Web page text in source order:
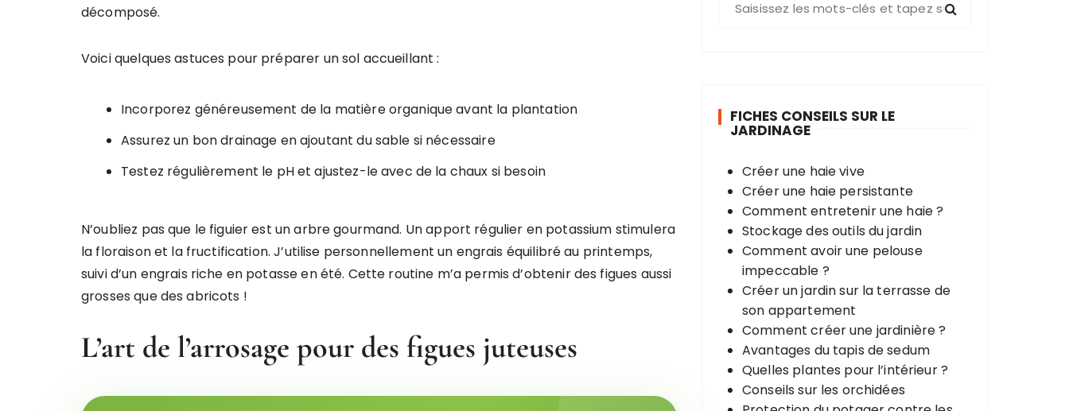
décomposé.
Voici quelques astuces pour préparer un sol accueillant :
Incorporez généreusement de la matière organique avant la plantation
Assurez un bon drainage en ajoutant du sable si nécessaire
Testez régulièrement le pH et ajustez-le avec de la chaux si besoin
N’oubliez pas que le figuier est un arbre gourmand. Un apport régulier en potassium stimulera
la floraison et la fructification. J’utilise personnellement un engrais équilibré au printemps,
suivi d’un engrais riche en potasse en été. Cette routine m’a permis d’obtenir des figues aussi
grosses que des abricots !
L’art de l’arrosage pour des figues juteuses
FICHES CONSEILS SUR LE
JARDINAGE
Créer une haie vive
Créer une haie persistante
Comment entretenir une haie ?
Stockage des outils du jardin
Comment avoir une pelouse
impeccable ?
Créer un jardin sur la terrasse de
son appartement
Comment créer une jardinière ?
Avantages du tapis de sedum
Quelles plantes pour l’intérieur ?
Conseils sur les orchidées